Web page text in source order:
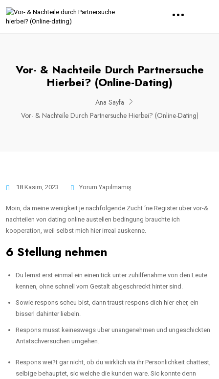
Vor- & Nachteile Durch Partnersuche
Hierbei? (Online-Dating)
Ana Sayfa
Vor- & Nachteile Durch Partnersuche Hierbei? (Online-Dating)
18 Kasım, 2023 Yorum Yapılmamış
Moin, da meine wenigkeit je nachfolgende Zucht ‘ne Register uber vor-&
nachteilen von dating online austellen bedingung brauchte ich
kooperation, weil selbst mich hier irreal auskenne.
6 Stellung nehmen
Du lernst erst einmal ein einen tick unter zuhilfenahme von den Leute
kennen, ohne schnell vom Gestalt abgeschreckt hinter sind.
Sowie respons scheu bist, dann traust respons dich hier eher, ein
bisserl dahinter liebeln.
Respons musst keineswegs uber unangenehmen und ungeschickten
Antatschversuchen umgehen.
Respons wei?t gar nicht, ob du wirklich via ihr Personlichkeit chattest,
selbige behauptet, sic welche die kunden ware. Sic konnte denn